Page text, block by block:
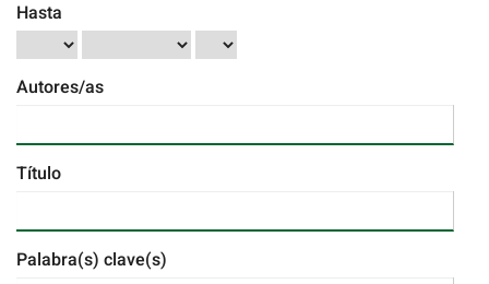
Hasta
Autores/as
Título
Palabra(s) clave(s)